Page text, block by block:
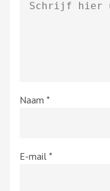
Naam *
E-mail *